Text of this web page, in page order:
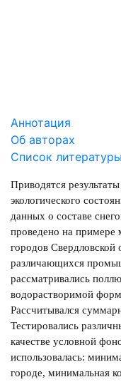
Аннотация
Об авторах
Список литературы
Приводятся
экологического
данных о составе
проведено на примере
городов Свердловской
различающихся
рассматривались
водорастворимой
Рассчитывался
Тестировались
качестве условной
использовалась:
городе, минимальная